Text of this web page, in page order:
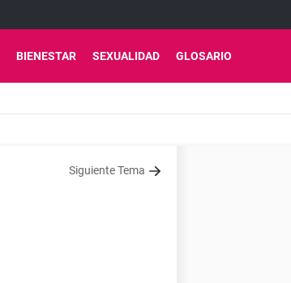
BIENESTAR SEXUALIDAD GLOSARIO
Siguiente Tema